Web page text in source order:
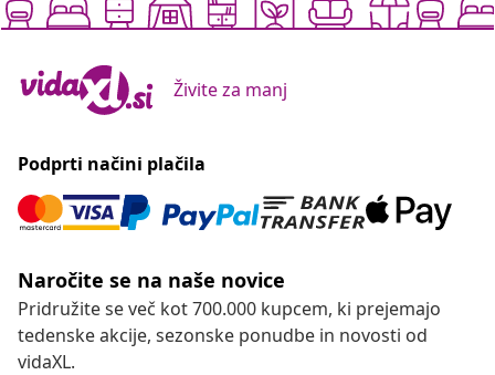
Živite za manj
Podprti načini plačila
Naročite se na naše novice
Pridružite se več kot 700.000 kupcem, ki prejemajo
tedenske akcije, sezonske ponudbe in novosti od
vidaXL.